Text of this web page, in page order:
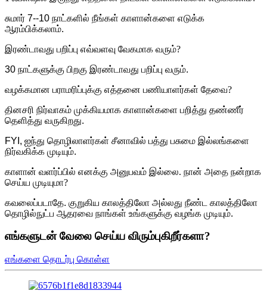
சுமார் 7--10 நாட்களில் நீங்கள் காளான்களை எடுக்க
ஆரம்பிக்கலாம்.
இரண்டாவது பறிப்பு எவ்வளவு வேகமாக வரும்?
30 நாட்களுக்கு பிறகு இரண்டாவது பறிப்பு வரும்.
வழக்கமான பராமரிப்புக்கு எத்தனை பணியாளர்கள் தேவை?
தினசரி நிர்வாகம் முக்கியமாக காளான்களை பறித்து தண்ணீர்
தெளித்து வருகிறது.
FYI, ஐந்து தொழிலாளர்கள் சீனாவில் பத்து பசுமை இல்லங்களை
நிர்வகிக்க முடியும்.
காளான் வளர்ப்பில் எனக்கு அனுபவம் இல்லை. நான் அதை நன்றாக
செய்ய முடியுமா?
கவலைப்படாதே. குறுகிய காலத்திலோ அல்லது நீண்ட காலத்திலோ
தொழில்நுட்ப ஆதரவை நாங்கள் உங்களுக்கு வழங்க முடியும்.
எங்களுடன் வேலை செய்ய விரும்புகிறீர்களா?
எங்களை தொடர்பு கொள்ள